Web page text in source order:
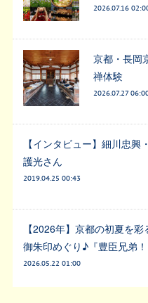
2026.07.16
京都・長岡
禅体験
2026.07.27
【インタビュー】細川忠
護光さん
2019.04.25 00:43
【2026年】京都の初夏を
御朱印めぐり♪『豊臣兄弟
2026.05.22 01:00